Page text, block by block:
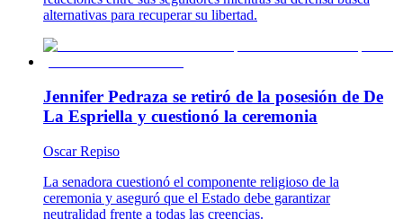
alternativas para recuperar su libertad.
Jennifer Pedraza se retiró de la posesión de De
La Espriella y cuestionó la ceremonia
Oscar Repiso
La senadora cuestionó el componente religioso de la
ceremonia y aseguró que el Estado debe garantizar
neutralidad frente a todas las creencias.